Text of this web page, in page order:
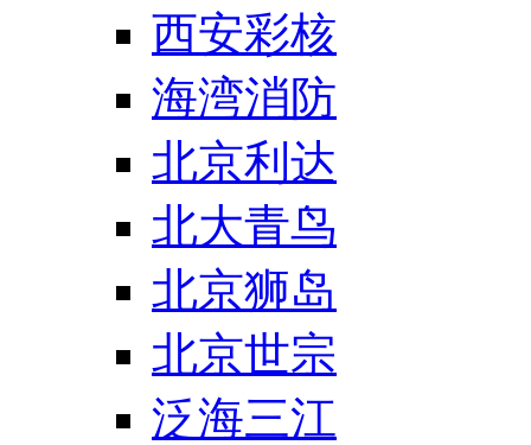
西安彩核
海湾消防
北京利达
北大青鸟
北京狮岛
北京世宗
泛海三江